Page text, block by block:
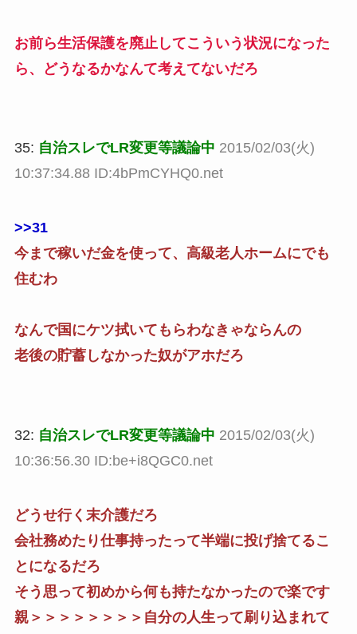
お前ら生活保護を廃止してこういう状況になった
ら、どうなるかなんて考えてないだろ
35: 自治スレでLR変更等議論中 2015/02/03(火)
10:37:34.88 ID:4bPmCYHQ0.net
>>31
今まで稼いだ金を使って、高級老人ホームにでも
住むわ
なんで国にケツ拭いてもらわなきゃならんの
老後の貯蓄しなかった奴がアホだろ
32: 自治スレでLR変更等議論中 2015/02/03(火)
10:36:56.30 ID:be+i8QGC0.net
どうせ行く末介護だろ
会社務めたり仕事持ったって半端に投げ捨てるこ
とになるだろ
そう思って初めから何も持たなかったので楽です
親＞＞＞＞＞＞＞＞自分の人生って刷り込まれて